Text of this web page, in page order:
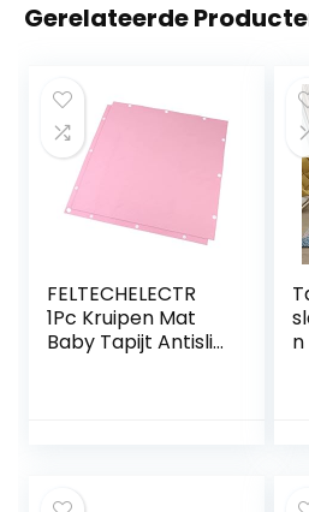
Gerelateerde
FELTECHELECTR
1Pc Kruipen Mat
Baby Tapijt Antislip